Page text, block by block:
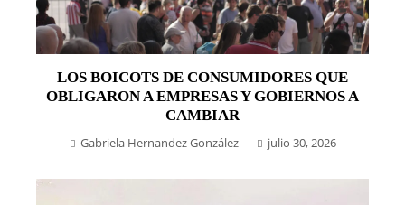
LOS BOICOTS DE CONSUMIDORES QUE
OBLIGARON A EMPRESAS Y GOBIERNOS A
CAMBIAR
Gabriela Hernandez González julio 30, 2026